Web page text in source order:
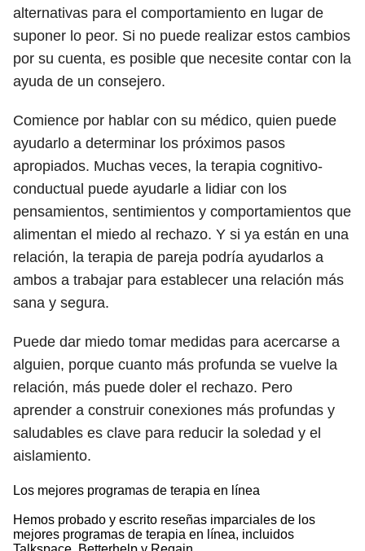
alternativas para el comportamiento en lugar de
suponer lo peor. Si no puede realizar estos cambios
por su cuenta, es posible que necesite contar con la
ayuda de un consejero.
Comience por hablar con su médico, quien puede
ayudarlo a determinar los próximos pasos
apropiados. Muchas veces, la terapia cognitivo-
conductual puede ayudarle a lidiar con los
pensamientos, sentimientos y comportamientos que
alimentan el miedo al rechazo. Y si ya están en una
relación, la terapia de pareja podría ayudarlos a
ambos a trabajar para establecer una relación más
sana y segura.
Puede dar miedo tomar medidas para acercarse a
alguien, porque cuanto más profunda se vuelve la
relación, más puede doler el rechazo. Pero
aprender a construir conexiones más profundas y
saludables es clave para reducir la soledad y el
aislamiento.
Los mejores programas de terapia en línea
Hemos probado y escrito reseñas imparciales de los
mejores programas de terapia en línea, incluidos